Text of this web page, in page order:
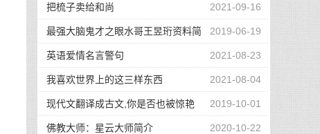
2021-09-16
把梳子卖给和尚
2019-06-19
最强大脑鬼才之眼水哥王昱珩资料简
介 2021-08-23
英语爱情名言警句
2021-08-04
我喜欢世界上的这三样东西
2019-10-01
现代文翻译成古文,你是否也被惊艳
到了 2020-10-22
佛教大师：星云大师简介